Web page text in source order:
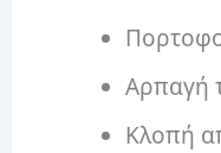
Αρπαγή
Κλοπή